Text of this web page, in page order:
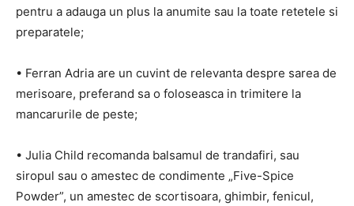
pentru a adauga un plus la anumite sau la toate retetele si
preparatele;
• Ferran Adria are un cuvint de relevanta despre sarea de
merisoare, preferand sa o foloseasca in trimitere la
mancarurile de peste;
• Julia Child recomanda balsamul de trandafiri, sau
siropul sau o amestec de condimente „Five-Spice
Powder”, un amestec de scortisoara, ghimbir, fenicul,